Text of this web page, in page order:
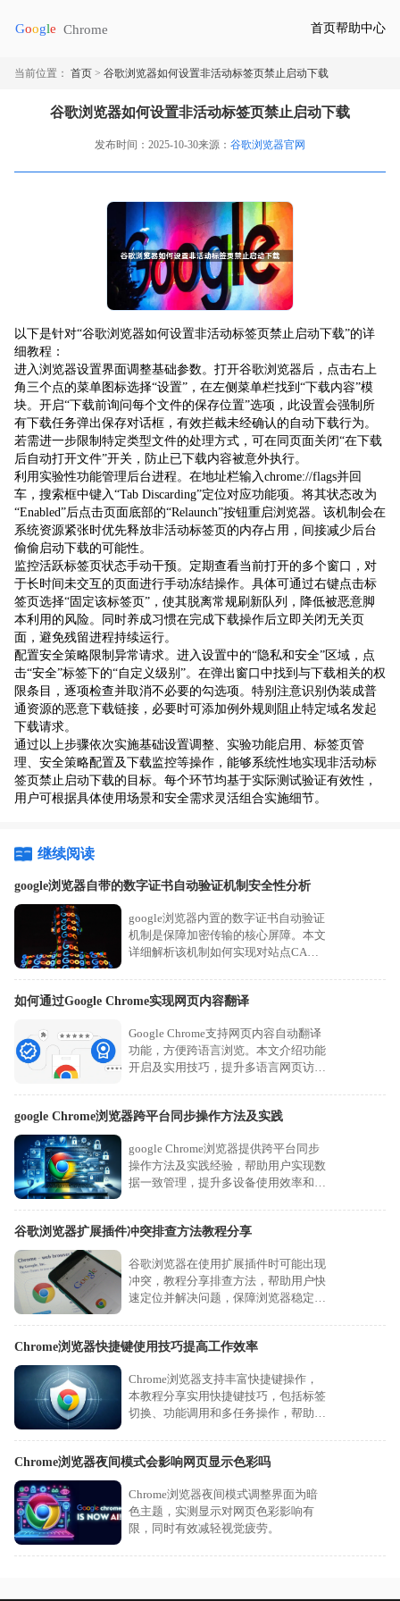
首页帮助中心
当前位置： 首页 > 谷歌浏览器如何设置非活动标签页禁止启动下载
谷歌浏览器如何设置非活动标签页禁止启动下载
发布时间：2025-10-30来源： 谷歌浏览器官网
以下是针对“谷歌浏览器如何设置非活动标签页禁止启动下载”的详
细教程：
进入浏览器设置界面调整基础参数。打开谷歌浏览器后，点击右上
角三个点的菜单图标选择“设置”，在左侧菜单栏找到“下载内容”模
块。开启“下载前询问每个文件的保存位置”选项，此设置会强制所
有下载任务弹出保存对话框，有效拦截未经确认的自动下载行为。
若需进一步限制特定类型文件的处理方式，可在同页面关闭“在下载
后自动打开文件”开关，防止已下载内容被意外执行。
利用实验性功能管理后台进程。在地址栏输入chrome://flags并回
车，搜索框中键入“Tab Discarding”定位对应功能项。将其状态改为
“Enabled”后点击页面底部的“Relaunch”按钮重启浏览器。该机制会在
系统资源紧张时优先释放非活动标签页的内存占用，间接减少后台
偷偷启动下载的可能性。
监控活跃标签页状态手动干预。定期查看当前打开的多个窗口，对
于长时间未交互的页面进行手动冻结操作。具体可通过右键点击标
签页选择“固定该标签页”，使其脱离常规刷新队列，降低被恶意脚
本利用的风险。同时养成习惯在完成下载操作后立即关闭无关页
面，避免残留进程持续运行。
配置安全策略限制异常请求。进入设置中的“隐私和安全”区域，点
击“安全”标签下的“自定义级别”。在弹出窗口中找到与下载相关的权
限条目，逐项检查并取消不必要的勾选项。特别注意识别伪装成普
通资源的恶意下载链接，必要时可添加例外规则阻止特定域名发起
下载请求。
通过以上步骤依次实施基础设置调整、实验功能启用、标签页管
理、安全策略配置及下载监控等操作，能够系统性地实现非活动标
签页禁止启动下载的目标。每个环节均基于实际测试验证有效性，
用户可根据具体使用场景和安全需求灵活组合实施细节。
继续阅读
google浏览器自带的数字证书自动验证机制安全性分析
google浏览器内置的数字证书自动验证
机制是保障加密传输的核心屏障。本文
详细解析该机制如何实现对站点CA证
关键作用。
如何通过Google Chrome实现网页内容翻译
Google Chrome支持网页内容自动翻译
功能，方便跨语言浏览。本文介绍功能
开启及实用技巧，提升多语言网页访问
google Chrome浏览器跨平台同步操作方法及实践
google Chrome浏览器提供跨平台同步
操作方法及实践经验，帮助用户实现数
据一致管理，提升多设备使用效率和浏
谷歌浏览器扩展插件冲突排查方法教程分享
谷歌浏览器在使用扩展插件时可能出现
冲突，教程分享排查方法，帮助用户快
速定位并解决问题，保障浏览器稳定性
Chrome浏览器快捷键使用技巧提高工作效率
Chrome浏览器支持丰富快捷键操作，
本教程分享实用快捷键技巧，包括标签
切换、功能调用和多任务操作，帮助用
Chrome浏览器夜间模式会影响网页显示色彩吗
Chrome浏览器夜间模式调整界面为暗
色主题，实测显示对网页色彩影响有
限，同时有效减轻视觉疲劳。